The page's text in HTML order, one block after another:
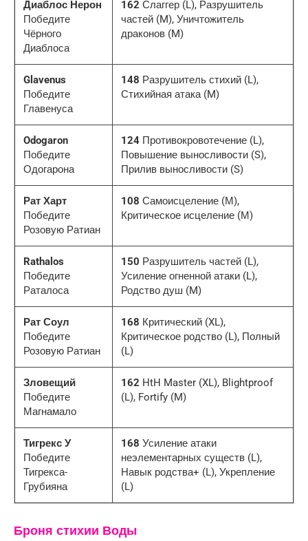
Диаблос Нерон
Победите
Чёрного
Диаблоса
162 Слаггер (L), Разрушитель
частей (M), Уничтожитель
драконов (M)
Glavenus
Победите
Главенуса
148 Разрушитель стихий (L),
Стихийная атака (M)
Odogaron
Победите
Одогарона
124 Противокровотечение (L),
Повышение выносливости (S),
Прилив выносливости (S)
Рат Харт
Победите
Розовую Ратиан
108 Самоисцеление (М),
Критическое исцеление (М)
Rathalos
Победите
Раталоса
150 Разрушитель частей (L),
Усиление огненной атаки (L),
Родство душ (M)
Рат Соул
Победите
Розовую Ратиан
168 Критический (XL),
Критическое родство (L), Полный
(L)
Зловещий
Победите
Магнамало
162 HtH Master (XL), Blightproof
(L), Fortify (M)
Тигрекс У
Победите
Тигрекса-
Грубияна
168 Усиление атаки
неэлементарных существ (L),
Навык родства+ (L), Укрепление
(L)
Броня стихии Воды